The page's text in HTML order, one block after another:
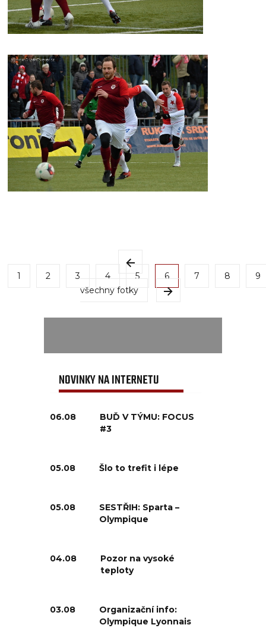
1 2 3 4 5 6 7 8
9
všechny fotky
NOVINKY NA INTERNETU
06.08
BUĎ V TÝMU: FOCUS
#3
05.08 Šlo to trefit i lépe
05.08
SESTŘIH: Sparta –
Olympique
04.08
Pozor na vysoké
teploty
03.08
Organizační info:
Olympique Lyonnais